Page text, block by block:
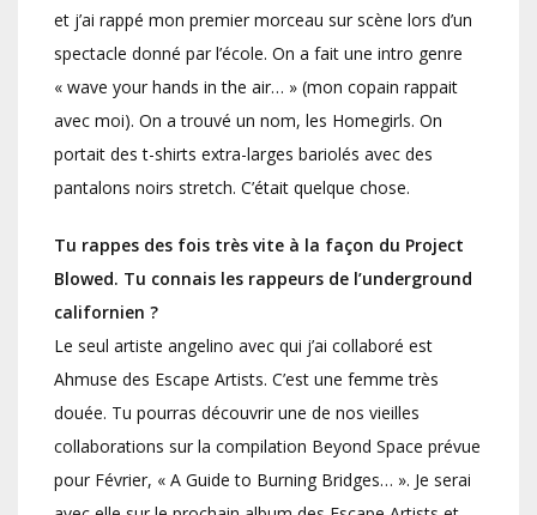
et j’ai rappé mon premier morceau sur scène lors d’un
spectacle donné par l’école. On a fait une intro genre
« wave your hands in the air… » (mon copain rappait
avec moi). On a trouvé un nom, les Homegirls. On
portait des t-shirts extra-larges bariolés avec des
pantalons noirs stretch. C’était quelque chose.
Tu rappes des fois très vite à la façon du Project
Blowed. Tu connais les rappeurs de l’underground
californien ?
Le seul artiste angelino avec qui j’ai collaboré est
Ahmuse des Escape Artists. C’est une femme très
douée. Tu pourras découvrir une de nos vieilles
collaborations sur la compilation Beyond Space prévue
pour Février, « A Guide to Burning Bridges… ». Je serai